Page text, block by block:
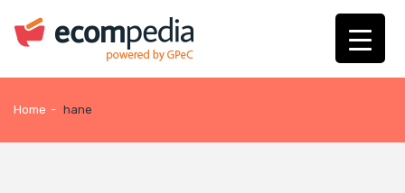
Home - hane